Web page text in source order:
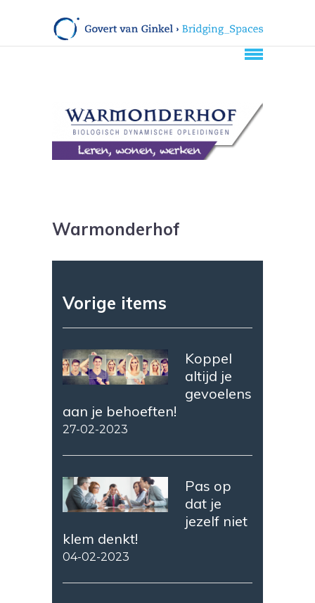
Warmonderhof
Vorige items
Koppel
altijd je
gevoelens
aan je behoeften!
27-02-2023
Pas op
dat je
jezelf niet
klem denkt!
04-02-2023